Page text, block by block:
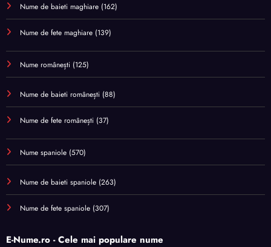
Nume de baieti maghiare (162)
Nume de fete maghiare (139)
Nume românești (125)
Nume de baieti românești (88)
Nume de fete românești (37)
Nume spaniole (570)
Nume de baieti spaniole (263)
Nume de fete spaniole (307)
E-Nume.ro - Cele mai populare nume